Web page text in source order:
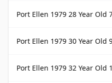
Port Ellen 1979 28 Year Old
Port Ellen 1979 30 Year Old
Port Ellen 1979 32 Year Old